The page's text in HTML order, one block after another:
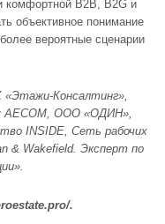
комфортной B2B, B2G и
объективное понимание
вероятные сценарии
«Этажи-Консалтинг»,
AECOM, ООО «ОДИН»,
INSIDE, Сеть рабочих
& Wakefield. Эксперт по
.